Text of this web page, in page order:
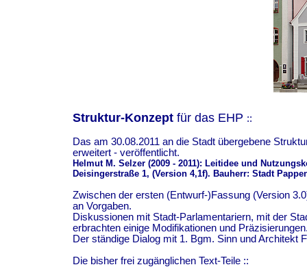
Struktur-Konzept für das EHP ::
Das am 30.08.2011 an die Stadt übergebene
erweitert - veröffentlicht.
Helmut M. Selzer (2009 - 2011): Leitidee und
Deisingerstraße 1, (Version 4,1f). Bauherr: Stadt
Zwischen der ersten (Entwurf-)Fassung (Version
an Vorgaben.
Diskussionen mit Stadt-Parlamentariern, mit der
erbrachten einige Modifikationen und
Der ständige Dialog mit 1. Bgm. Sinn und Architekt
Die bisher frei zugänglichen Text-Teile ::